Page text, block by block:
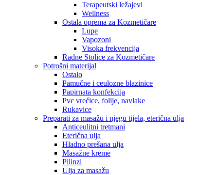
Terapeutski ležajevi
Wellness
Ostala oprema za Kozmetičare
Lupe
Vapozoni
Visoka frekvencija
Radne Stolice za Kozmetičare
Potrošni materijal
Ostalo
Pamučne i ceulozne blazinice
Papirnata konfekcija
Pvc vrećice, folije, navlake
Rukavice
Preparati za masažu i njegu tijela, eterična ulja
Anticeulitni tretmani
Eterična ulja
Hladno prešana ulja
Masažne kreme
Pilinzi
Ulja za masažu